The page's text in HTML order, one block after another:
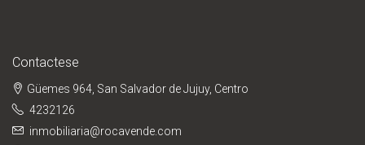
Contactese
Güemes 964, San Salvador de Jujuy, Centro
4232126
inmobiliaria@rocavende.com